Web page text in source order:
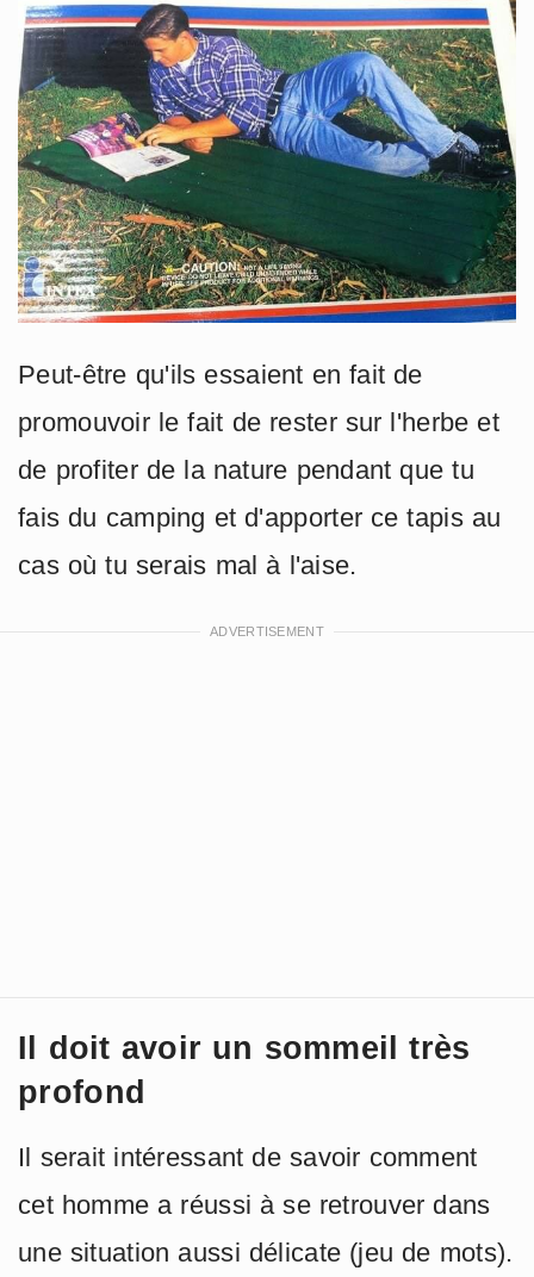
Peut-être qu'ils essaient en fait de
promouvoir le fait de rester sur l'herbe et
de profiter de la nature pendant que tu
fais du camping et d'apporter ce tapis au
cas où tu serais mal à l'aise.
Il doit avoir un sommeil très
profond
Il serait intéressant de savoir comment
cet homme a réussi à se retrouver dans
une situation aussi délicate (jeu de mots).